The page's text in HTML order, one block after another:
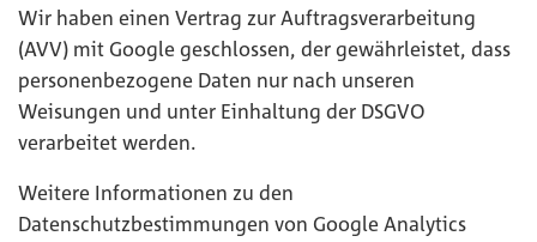
Wir haben einen Vertrag zur Auftragsverarbeitung
(AVV) mit Google geschlossen, der gewährleistet, dass
personenbezogene Daten nur nach unseren
Weisungen und unter Einhaltung der DSGVO
verarbeitet werden.
Weitere Informationen zu den
Datenschutzbestimmungen von Google Analytics